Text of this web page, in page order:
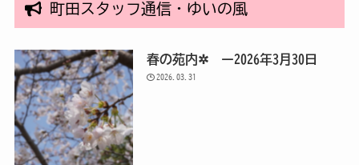
町田スタッフ通信・ゆいの風
春の苑内✲ ー2026年3月30日
2026.03.31